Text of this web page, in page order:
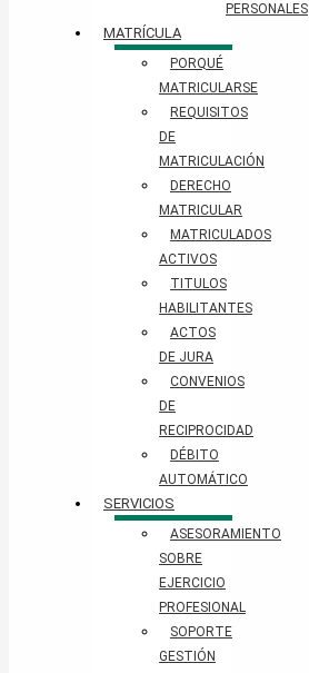
PERSONALES​
MATRÍCULA
PORQUÉ
MATRICULARSE
REQUISITOS
DE
MATRICULACIÓN
DERECHO
MATRICULAR
MATRICULADOS
ACTIVOS
TITULOS
HABILITANTES
ACTOS
DE JURA
CONVENIOS
DE
RECIPROCIDAD
DÉBITO
AUTOMÁTICO
SERVICIOS
ASESORAMIENTO
SOBRE
EJERCICIO
PROFESIONAL
SOPORTE
GESTIÓN